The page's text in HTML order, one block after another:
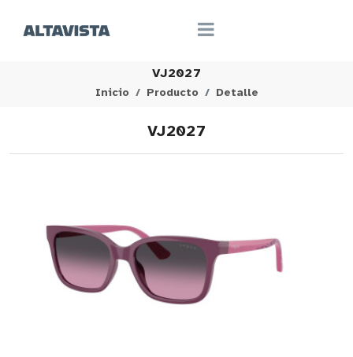
VJ2027
Inicio Producto Detalle
VJ2027